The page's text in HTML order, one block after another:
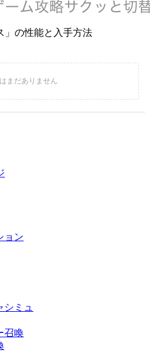
」の性能と入手方法
ョン
ミュ
召喚